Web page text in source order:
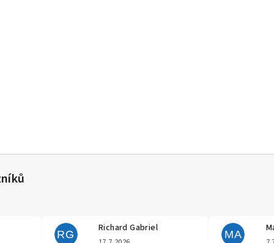
obchodu je 5 z 5 hvězdiček.
RG
Richard Gabriel
Hodnocení obchodu je 5 z 5
MA